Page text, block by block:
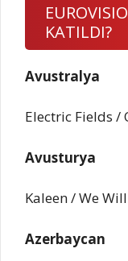
KATILDI?
Avustralya
Electric Fields /
Avusturya
Kaleen / We
Azerbaycan